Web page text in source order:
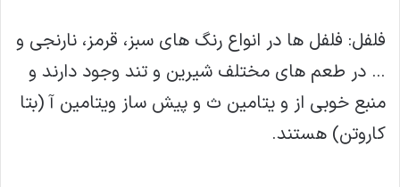
فلفل: فلفل ها در انواع رنگ های سبز، قرمز، نارنجی و
… در طعم های مختلف شیرین و تند وجود دارند و
منبع خوبی از و یتامین ث و پیش ساز ویتامین آ (بتا
کاروتن) هستند.